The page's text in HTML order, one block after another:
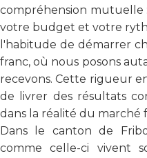
compréhension mutuelle
votre budget et votre
l'habitude de démarrer
franc, où nous posons
recevons. Cette rigueur
de livrer des résultats
dans la réalité du marché
Dans le canton de
comme celle-ci vivent